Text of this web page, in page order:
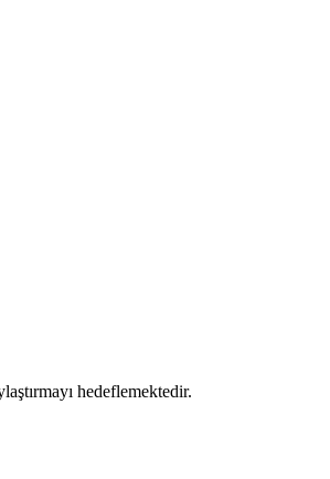
hedeflemektedir.